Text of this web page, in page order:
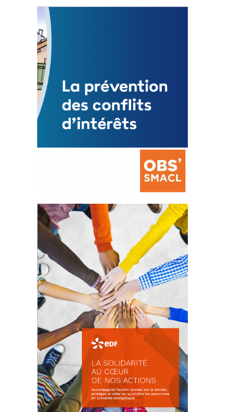
Statut de l’élu local
3 avril 2024
Mise à jour avril 2024
FEUILLETER
La prévention des conflits
d’intérêts
18 septembre 2023
FEUILLETER